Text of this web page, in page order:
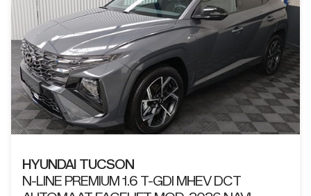
HYUNDAI TUCSON
N-LINE PREMIUM 1.6 T-GDI MHEV DCT